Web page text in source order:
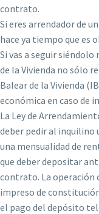
contrato.
Si eres arrendador de
hace ya tiempo que es
Si vas a seguir siéndolo
de la Vivienda no sólo
Balear de la Vivienda
económica en caso de
La Ley de
deber pedir al inquilino
una mensualidad de
que deber depositar
contrato. La operación
impreso de
el pago del depósito